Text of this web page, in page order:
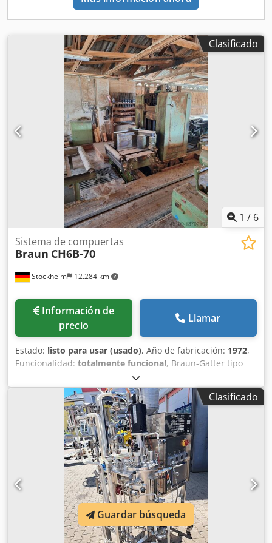
Clasificado
1 / 6
Stockheim 12.284 km
Sistema de compuertas
Braun CH6B-70
Información de
precio
Llamar
Estado: listo para usar (usado), Año de fabricación: 1972,
Funcionalidad: totalmente funcional, Braun-Gatter tipo
CH6B-70, año 1972 Bastidor oscilante sin ajuste de ancho
con cuña divisora tensor de sierra - presión lateral
hidráulica, año 1989 Transportador transversal de troncos
de 4 cadenas, aprox. 7 m de largo, año 1980
Individualizador de troncos de 5 cadenas, aprox. 1,40 m de
largo, año 1980 Carro de tensión Mayerhofer tipo VH con
carro auxiliar, año 2002 Transportador de rodillos de sierra
motorizado, 4 m de largo, 1,60 m de ancho, año 1980
Transportador de rodillos de sierra motorizado, 1,60 m de
ancho, aprox. 15 m de largo Chedpfjv I D Ezox Ag Esa con
expulsor integrado de 5 cadenas Transportador
transversal de 5 cadenas, aprox. 6 m de largo, para tablas
laterales, año 1980 Equipo de afilado compuesto por:
Clasificado
Guardar búsqueda